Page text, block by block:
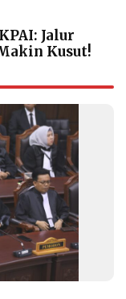
Jalur
Kusut!